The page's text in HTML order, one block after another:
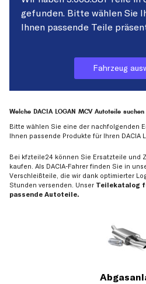
gefunden. Bitte wählen Sie
Ihnen passende Teile
Fahrzeug
Welche DACIA LOGAN MCV Autoteile suchen
Bitte wählen Sie eine der nachfolgenden
Ihnen passende Produkte für Ihren DACIA
Bei kfzteile24 können Sie Ersatzteile und
kaufen. Als DACIA-Fahrer finden Sie in
Verschleißteile, die wir dank optimierter
Stunden versenden. Unser Teilekatalog
passende Autoteile.